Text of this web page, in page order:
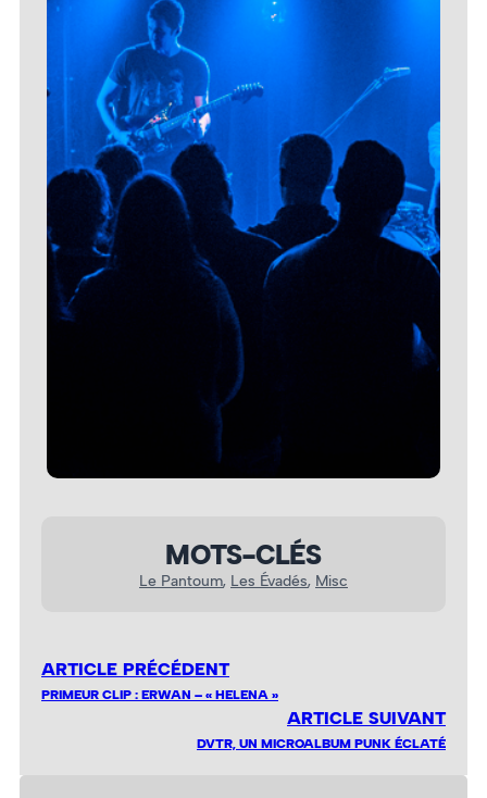
MOTS-CLÉS
Le Pantoum, Les Évadés, Misc
ARTICLE PRÉCÉDENT
PRIMEUR CLIP : ERWAN – « HELENA »
ARTICLE SUIVANT
DVTR, UN MICROALBUM PUNK ÉCLATÉ